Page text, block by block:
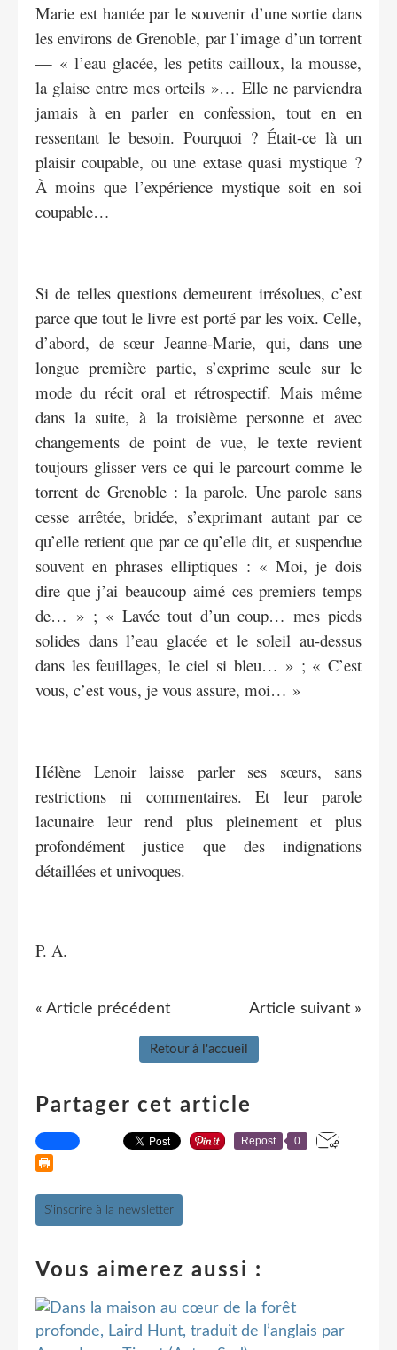
Marie est hantée par le souvenir d’une sortie dans
les environs de Grenoble, par l’image d’un torrent
— « l’eau glacée, les petits cailloux, la mousse,
la glaise entre mes orteils »… Elle ne parviendra
jamais à en parler en confession, tout en en
ressentant le besoin. Pourquoi ? Était-ce là un
plaisir coupable, ou une extase quasi mystique ?
À moins que l’expérience mystique soit en soi
coupable…
Si de telles questions demeurent irrésolues, c’est
parce que tout le livre est porté par les voix. Celle,
d’abord, de sœur Jeanne-Marie, qui, dans une
longue première partie, s’exprime seule sur le
mode du récit oral et rétrospectif. Mais même
dans la suite, à la troisième personne et avec
changements de point de vue, le texte revient
toujours glisser vers ce qui le parcourt comme le
torrent de Grenoble : la parole. Une parole sans
cesse arrêtée, bridée, s’exprimant autant par ce
qu’elle retient que par ce qu’elle dit, et suspendue
souvent en phrases elliptiques : « Moi, je dois
dire que j’ai beaucoup aimé ces premiers temps
de… » ; « Lavée tout d’un coup… mes pieds
solides dans l’eau glacée et le soleil au-dessus
dans les feuillages, le ciel si bleu… » ; « C’est
vous, c’est vous, je vous assure, moi… »
Hélène Lenoir laisse parler ses sœurs, sans
restrictions ni commentaires. Et leur parole
lacunaire leur rend plus pleinement et plus
profondément justice que des indignations
détaillées et univoques.
P. A.
« Article précédent Article suivant »
Retour à l'accueil
Partager cet article
Repost 0
S'inscrire à la newsletter
Vous aimerez aussi :